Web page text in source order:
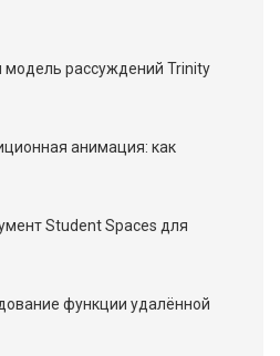
модель рассуждений Trinity
анимация: как
Student Spaces для
функции удалённой